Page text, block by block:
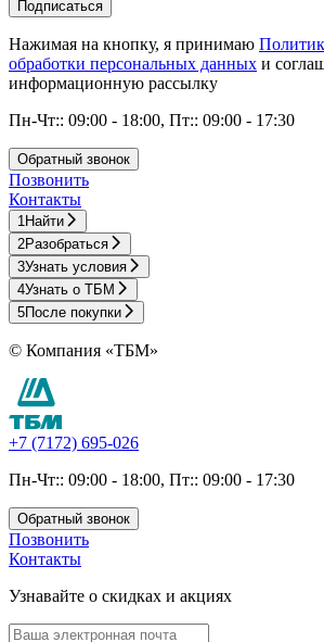
Подписаться
Нажимая на кнопку, я принимаю
обработки персональных данных и
информационную рассылку
Пн-Чт:: 09:00 - 18:00, Пт:: 09:00 - 17:30
Обратный звонок
Позвонить
Контакты
1Найти
2Разобраться
3Узнать условия
4Узнать о ТБМ
5После покупки
© Компания «ТБМ»
+7 (7172) 695-026
Пн-Чт:: 09:00 - 18:00, Пт:: 09:00 - 17:30
Обратный звонок
Позвонить
Контакты
Узнавайте о скидках и акциях